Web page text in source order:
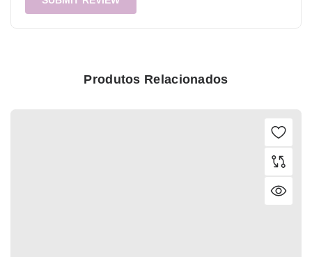
Produtos Relacionados